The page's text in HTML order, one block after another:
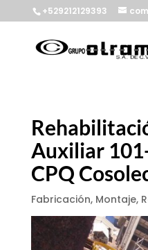
+529212129393
Auxiliar
CPQ
Fabricación, Montaje,